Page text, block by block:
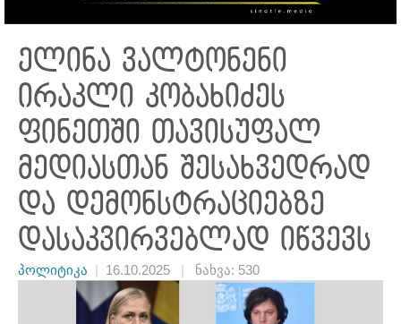
ელინა ვალტონენი
ირაკლი კობახიძეს
ფინეთში თავისუფალ
მედიასთან შესახვედრად
და დემონსტრაციებზე
დასაკვირვებლად იწვევს
პოლიტიკა 16.10.2025 ნახვა: 530